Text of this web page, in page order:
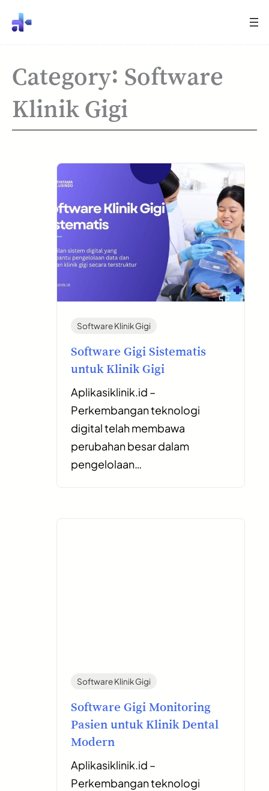
Category: Software
Klinik Gigi
Software Klinik Gigi
Software Gigi Sistematis
untuk Klinik Gigi
Aplikasiklinik.id –
Perkembangan teknologi
digital telah membawa
perubahan besar dalam
pengelolaan…
Software Klinik Gigi
Software Gigi Monitoring
Pasien untuk Klinik Dental
Modern
Aplikasiklinik.id –
Perkembangan teknologi